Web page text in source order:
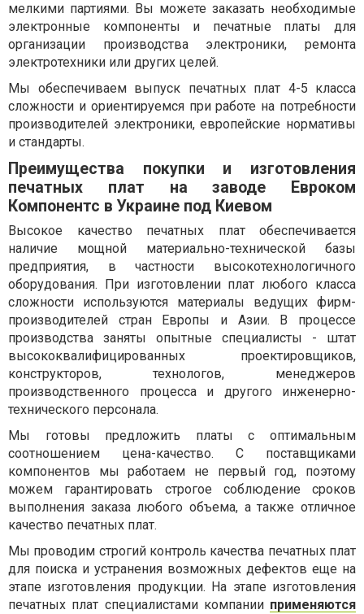
мелкими партиями. Вы можете заказать необходимые
электронные компоненты и печатные платы для
организации производства электроники, ремонта
электротехники или других целей.
Мы обеспечиваем выпуск печатных плат 4-5 класса
сложности и ориентируемся при работе на потребности
производителей электроники, европейские нормативы
и стандарты.
Преимущества покупки и изготовления
печатных плат на заводе Евроком
Компонентс в Украине под Киевом
Высокое качество печатных плат обеспечивается
наличие мощной материально-технической базы
предприятия, в частности высокотехнологичного
оборудования. При изготовлении плат любого класса
сложности используются материалы ведущих фирм-
производителей стран Европы и Азии. В процессе
производства заняты опытные специалисты - штат
высококвалифицированных проектировщиков,
конструкторов, технологов, менеджеров
производственного процесса и другого инженерно-
технического персонала.
Мы готовы предложить платы с оптимальным
соотношением цена-качество. С поставщиками
компонентов мы работаем не первый год, поэтому
можем гарантировать строгое соблюдение сроков
выполнения заказа любого объема, а также отличное
качество печатных плат.
Мы проводим строгий контроль качества печатных плат
для поиска и устранения возможных дефектов еще на
этапе изготовления продукции. На этапе изготовления
печатных плат специалистами компании применяются